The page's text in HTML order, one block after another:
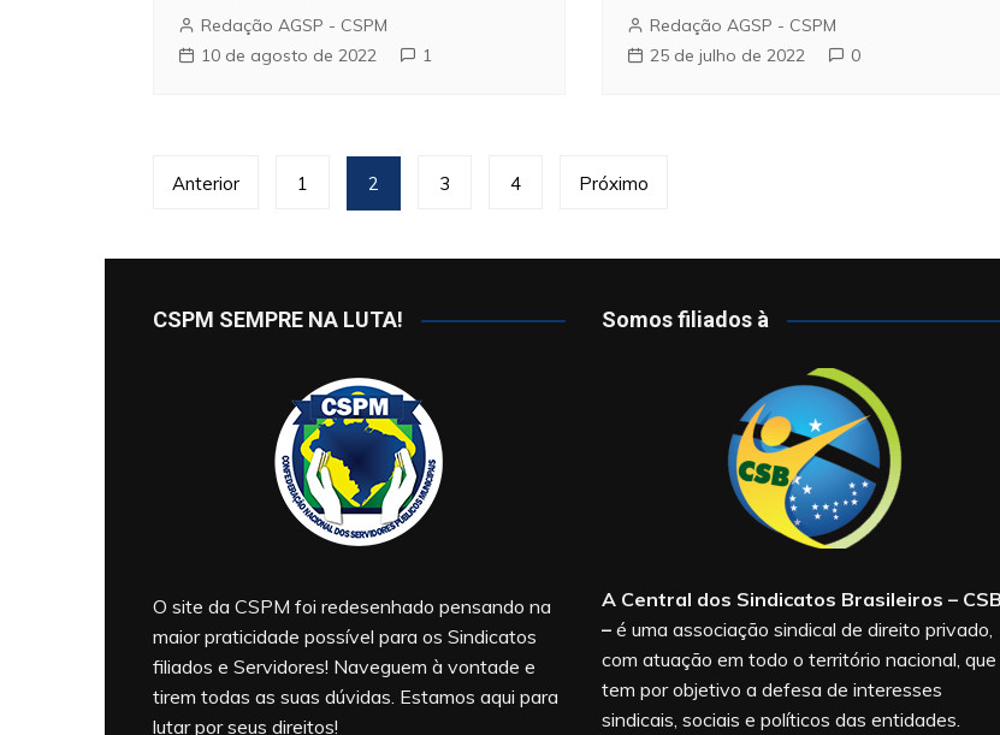
Redação AGSP - CSPM
10 de agosto de 2022
1
Redação AGSP - CSPM
25 de julho de 2022
0
Paginação
posts
Anterior 1 2 3 4 Próximo
CSPM SEMPRE NA LUTA!
O site da CSPM foi redesenhado pensando na
maior praticidade possível para os Sindicatos
filiados e Servidores! Naveguem à vontade e
tirem todas as suas dúvidas. Estamos aqui para
lutar por seus direitos!
Somos filiados à
A Central dos Sindicatos Brasileiros – CSB
– é uma associação sindical de direito privado,
com atuação em todo o território nacional, que
tem por objetivo a defesa de interesses
sindicais, sociais e políticos das entidades.